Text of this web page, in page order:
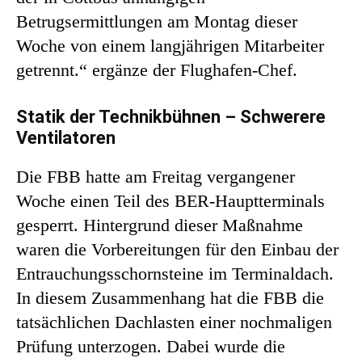
Betrugsermittlungen am Montag dieser
Woche von einem langjährigen Mitarbeiter
getrennt.“ ergänze der Flughafen-Chef.
Statik der Technikbühnen – Schwerere
Ventilatoren
Die FBB hatte am Freitag vergangener
Woche einen Teil des BER-Hauptterminals
gesperrt. Hintergrund dieser Maßnahme
waren die Vorbereitungen für den Einbau der
Entrauchungsschornsteine im Terminaldach.
In diesem Zusammenhang hat die FBB die
tatsächlichen Dachlasten einer nochmaligen
Prüfung unterzogen. Dabei wurde die